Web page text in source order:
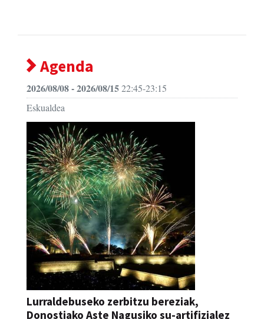
Agenda
2026/08/08 - 2026/08/1522:45-23:15
Eskualdea
Lurraldebuseko zerbitzu bereziak,
Donostiako Aste Nagusiko su-artifizialez